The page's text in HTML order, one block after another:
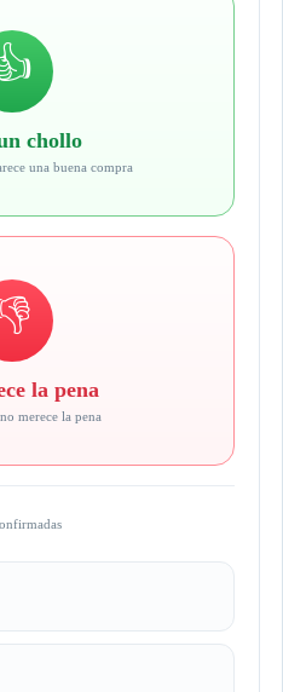
chollo
una buena compra
la pena
merece la pena